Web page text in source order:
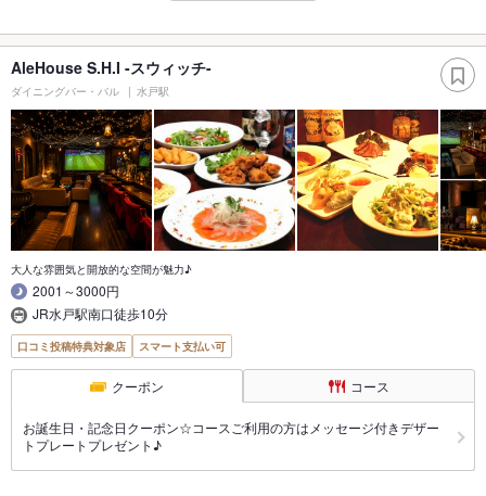
AleHouse S.H.I -スウィッチ-
ダイニングバー・バル 水戸駅
大人な雰囲気と開放的な空間が魅力♪
2001～3000円
JR水戸駅南口徒歩10分
口コミ投稿特典対象店 スマート支払い可
クーポン コース
お誕生日・記念日クーポン☆コースご利用の方はメッセージ付きデザー
トプレートプレゼント♪